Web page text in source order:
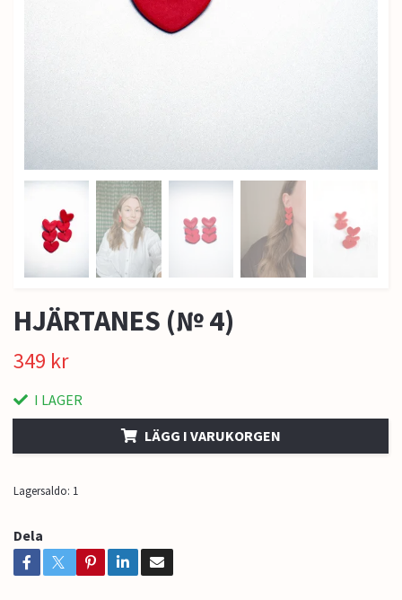
HJÄRTANES (№ 4)
349 kr
I LAGER
LÄGG I VARUKORGEN
Lagersaldo: 1
Dela